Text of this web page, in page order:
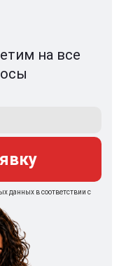
на все
данных в соответствии с